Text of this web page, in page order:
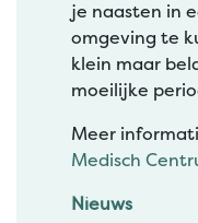
je naasten in
omgeving te
klein maar
moeilijke
Meer
Medisch
Nieuws